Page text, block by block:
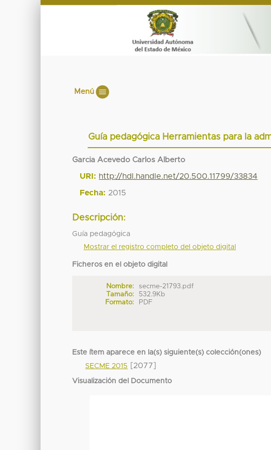
Menú
Guía pedagógica Herramientas para la
Garcia Acevedo Carlos Alberto
URI: http://hdl.handle.net/20.500.11799/33834
Fecha: 2015
Descripción:
Guía pedagógica
Mostrar el registro completo del objeto digital
Ficheros en el objeto digital
Nombre:
secme-21793.pdf
Tamaño:
532.9Kb
Formato:
PDF
Este ítem aparece en la(s) siguiente(s) colección(ones)
SECME 2015
[2077]
Visualización del Documento